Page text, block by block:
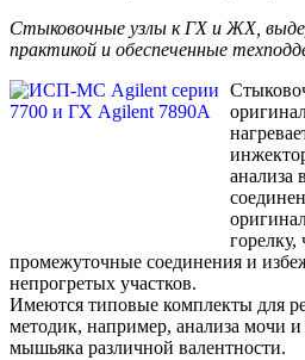
Стыковочные узлы к ГХ и ЖХ,
практикой и обеспеченные
анализа
горелку,
промежуточные соединения и
непрогретых участков.
Имеются типовые комплекты для
методик, например, анализа мочи
мышьяка различной валентности.